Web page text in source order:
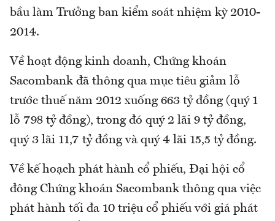
bầu làm Trưởng ban kiểm soát nhiệm kỳ 2010-
2014.
Về hoạt động kinh doanh, Chứng khoán
Sacombank đã thông qua mục tiêu giảm lỗ
trước thuế năm 2012 xuống 663 tỷ đồng (quý 1
lỗ 798 tỷ đồng), trong đó quý 2 lãi 9 tỷ đồng,
quý 3 lãi 11,7 tỷ đồng và quý 4 lãi 15,5 tỷ đồng.
Về kế hoạch phát hành cổ phiếu, Đại hội cổ
đông Chứng khoán Sacombank thông qua việc
phát hành tối đa 10 triệu cổ phiếu với giá phát